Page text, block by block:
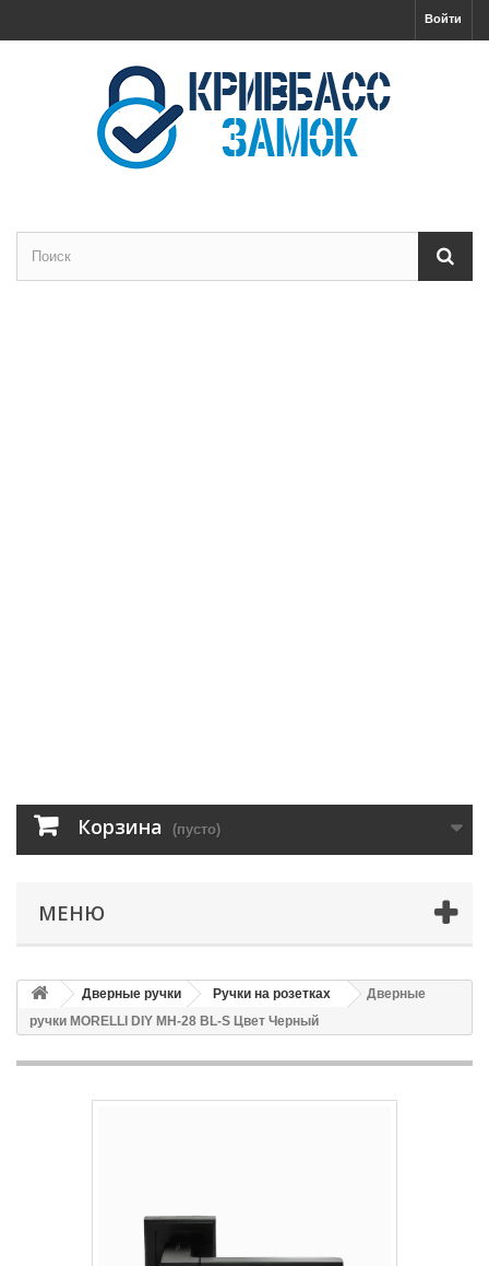
Войти
Корзина (пусто)
МЕНЮ
Дверные ручки Ручки на розетках
Дверные
ручки MORELLI DIY MH-28 BL-S Цвет Черный